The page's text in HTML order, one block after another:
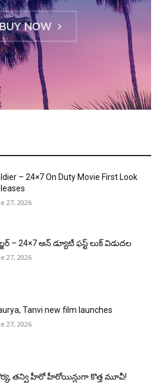
– 24×7 On Duty Movie First Look
27, 2026
– 24×7 ఆన్ డ్యూటీ ఫస్ట్ లుక్ విడుదల
27, 2026
Tanvi new film launches
27, 2026
త‌న్వి హీరో హీరోయిన్లుగా కొత్త మూవీ!